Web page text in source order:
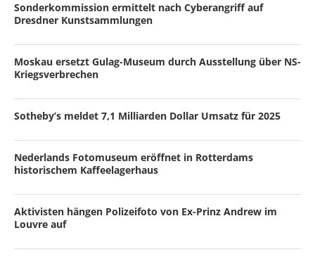
Sonderkommission ermittelt nach Cyberangriff auf
Dresdner Kunstsammlungen
Moskau ersetzt Gulag-Museum durch Ausstellung über NS-
Kriegsverbrechen
Sotheby’s meldet 7,1 Milliarden Dollar Umsatz für 2025
Nederlands Fotomuseum eröffnet in Rotterdams
historischem Kaffeelagerhaus
Aktivisten hängen Polizeifoto von Ex-Prinz Andrew im
Louvre auf